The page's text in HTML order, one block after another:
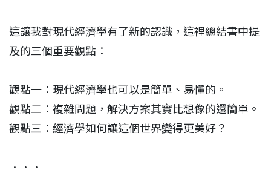
這讓我對現代經濟學有了新的認識，這裡總結書中提
及的三個重要觀點：
觀點一：現代經濟學也可以是簡單、易懂的。
觀點二：複雜問題，解決方案其實比想像的還簡單。
觀點三：經濟學如何讓這個世界變得更美好？
．．．